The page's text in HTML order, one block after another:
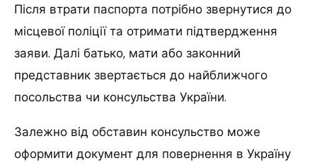
Після втрати паспорта потрібно звернутися до
місцевої поліції та отримати підтвердження
заяви. Далі батько, мати або законний
представник звертається до найближчого
посольства чи консульства України.
Залежно від обставин консульство може
оформити документ для повернення в Україну